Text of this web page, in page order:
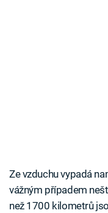
Ze vzduchu vypadá
vážným případem
než 1700 kilometrů